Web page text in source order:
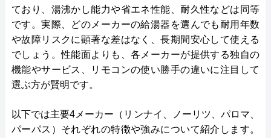
ており、湯沸かし能力や省エネ性能、耐久性などは同等
です。実際、どのメーカーの給湯器を選んでも耐用年数
や故障リスクに顕著な差はなく、長期間安心して使える
でしょう。性能面よりも、各メーカーが提供する独自の
機能やサービス、リモコンの使い勝手の違いに注目して
選ぶ方が賢明です。
以下では主要4メーカー（リンナイ、ノーリツ、パロマ、
パーパス）それぞれの特徴や強みについて紹介します。